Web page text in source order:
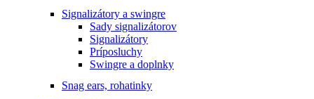
Signalizátory a swingre
Sady signalizátorov
Signalizátory
Príposluchy
Swingre a doplnky
Snag ears, rohatinky